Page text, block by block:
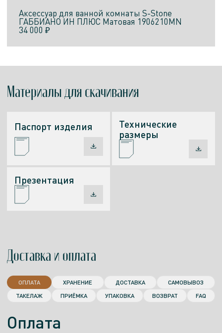
Аксессуар для ванной комнаты S-Stone
ГАББИАНО ИН ПЛЮС Матовая 1906210MN
34 000 ₽
Материалы для скачивания
Паспорт изделия
Технические
размеры
Презентация
Доставка и оплата
ОПЛАТА ХРАНЕНИЕ ДОСТАВКА
САМОВЫВОЗ
ТАКЕЛАЖ
ПРИЁМКА УПАКОВКА ВОЗВРАТ FAQ
Оплата